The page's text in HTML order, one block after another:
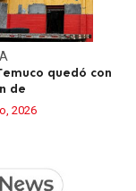
quedó con
de
2026